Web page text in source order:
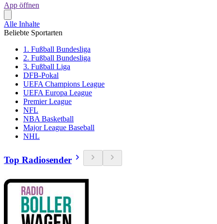
App öffnen
Alle Inhalte
Beliebte Sportarten
1. Fußball Bundesliga
2. Fußball Bundesliga
3. Fußball Liga
DFB-Pokal
UEFA Champions League
UEFA Europa League
Premier League
NFL
NBA Basketball
Major League Baseball
NHL
Top Radiosender